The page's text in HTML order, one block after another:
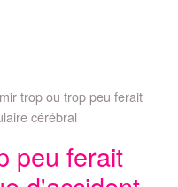
trop ou trop peu ferait
cérébral
peu ferait